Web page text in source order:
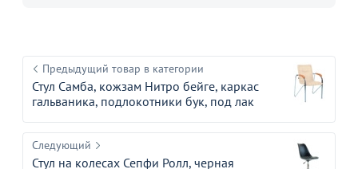
Предыдущий товар в категории
Стул Самба, кожзам Нитро бейге, каркас
гальваника, подлокотники бук, под лак
Следующий
Стул на колесах Сепфи Ролл, черная